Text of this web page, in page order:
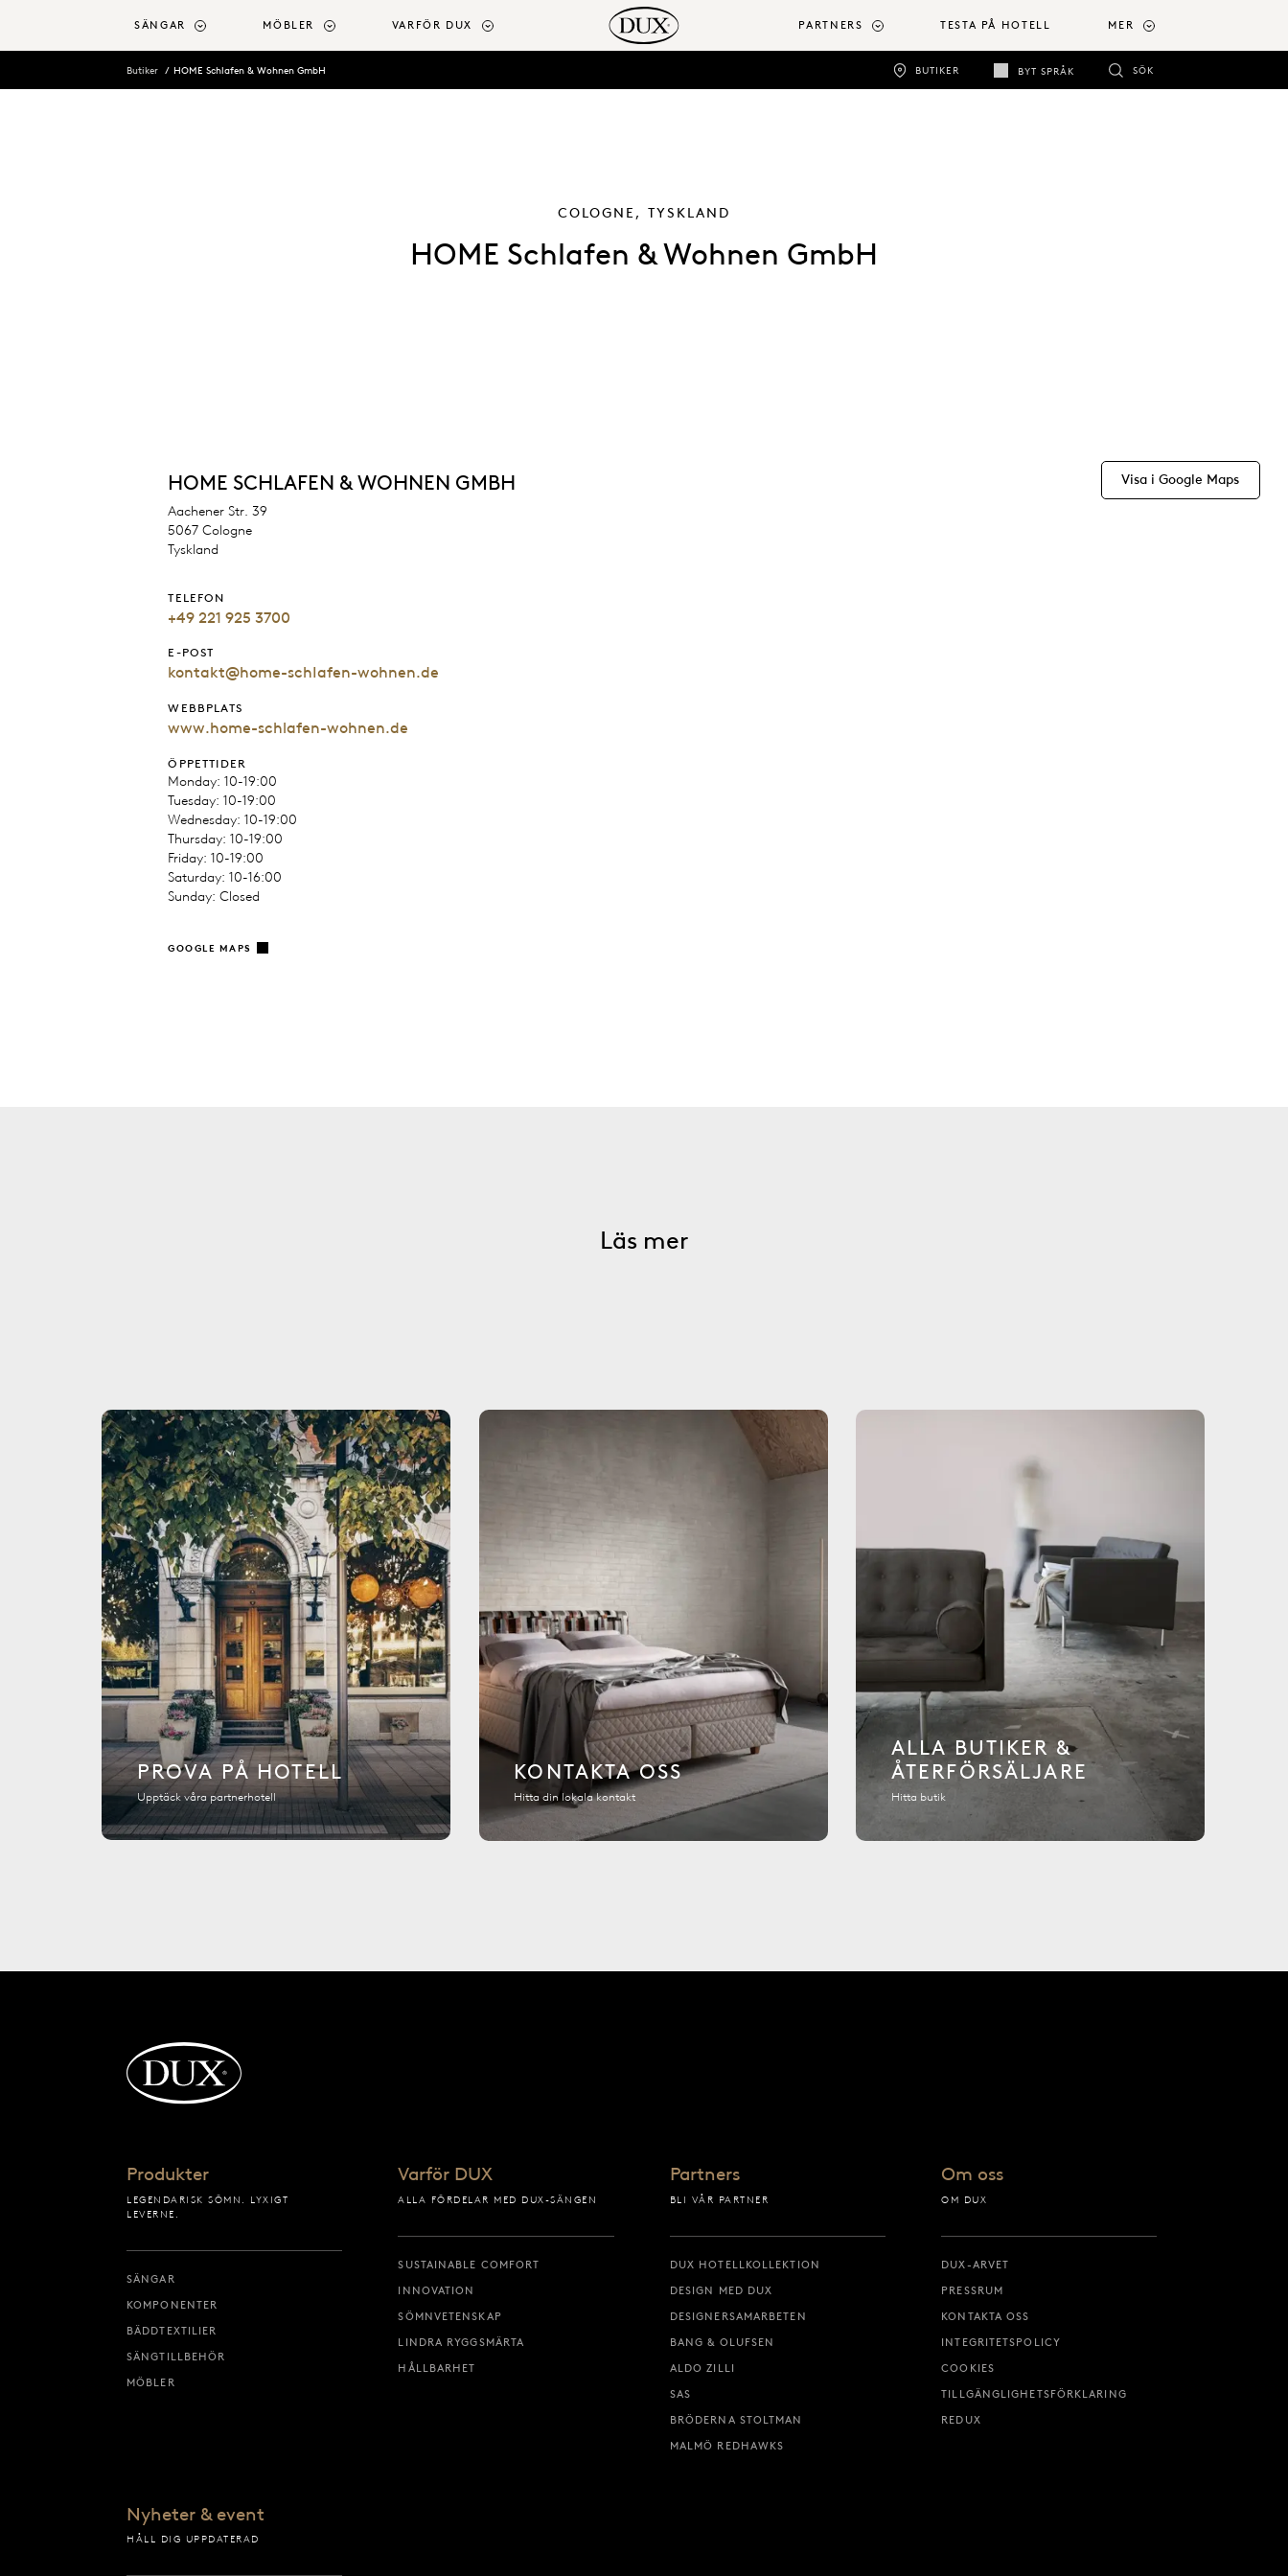
SÄNGAR MÖBLER VARFÖR DUX PARTNERS TESTA PÅ HOTELL MER
BUTIKER BYT SPRÅK SÖK
Butiker HOME Schlafen & Wohnen GmbH
COLOGNE, TYSKLAND
HOME Schlafen & Wohnen GmbH
HOME SCHLAFEN & WOHNEN GMBH
Aachener Str. 39
5067 Cologne
Tyskland
TELEFON
+49 221 925 3700
E-POST
kontakt@home-schIafen-wohnen.de
WEBBPLATS
www.home-schlafen-wohnen.de
ÖPPETTIDER
Monday: 10-19:00
Tuesday: 10-19:00
Wednesday: 10-19:00
Thursday: 10-19:00
Friday: 10-19:00
Saturday: 10-16:00
Sunday: Closed
GOOGLE MAPS
Visa i Google Maps
Läs mer
PROVA PÅ HOTELL
Upptäck våra partnerhotell
KONTAKTA OSS
Hitta din lokala kontakt
ALLA BUTIKER &
ÅTERFÖRSÄLJARE
Hitta butik
Produkter
LEGENDARISK SÖMN. LYXIGT
LEVERNE.
SÄNGAR
KOMPONENTER
BÄDDTEXTILIER
SÄNGTILLBEHÖR
MÖBLER
Varför DUX
ALLA FÖRDELAR MED DUX-SÄNGEN
SUSTAINABLE COMFORT
INNOVATION
SÖMNVETENSKAP
LINDRA RYGGSMÄRTA
HÅLLBARHET
Partners
BLI VÅR PARTNER
DUX HOTELLKOLLEKTION
DESIGN MED DUX
DESIGNERSAMARBETEN
BANG & OLUFSEN
ALDO ZILLI
SAS
BRÖDERNA STOLTMAN
MALMÖ REDHAWKS
Om oss
OM DUX
DUX-ARVET
PRESSRUM
KONTAKTA OSS
INTEGRITETSPOLICY
COOKIES
TILLGÄNGLIGHETSFÖRKLARING
REDUX
Nyheter & event
HÅLL DIG UPPDATERAD